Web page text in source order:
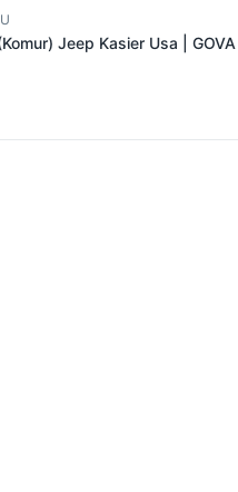
Jeep Kasier Usa | GOVA